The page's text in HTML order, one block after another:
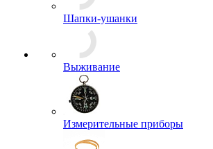
Шапки-ушанки
Выживание
Измерительные приборы